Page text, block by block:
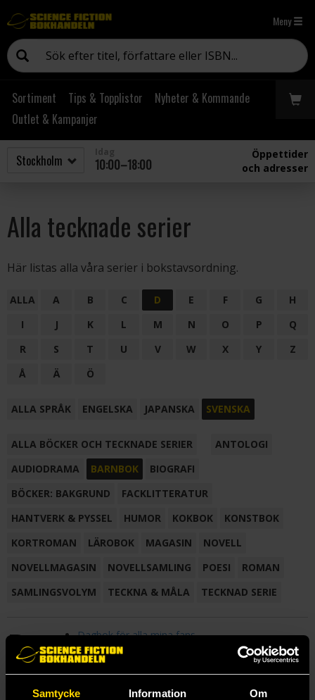
Samtycke Information Om
Meny
Sortiment Tips & Topplistor
Nyheter & Kommande
Outlet & Kampanjer
10:00–18:00
Öppettider
och adresser
Alla tecknade serier
Här listas alla våra serier i bokstavsordning.
ALLA A B C D E F G
H
I
J K L M N O P
Q
R
S T U V W X Y
Z
Å
Ä Ö
ALLA SPRÅK ENGELSKA JAPANSKA SVENSKA
ALLA BÖCKER OCH TECKNADE SERIER
ANTOLOGI
AUDIODRAMA
BARNBOK
BIOGRAFI
BÖCKER: BAKGRUND
FACKLITTERATUR
HANTVERK & PYSSEL
HUMOR KOKBOK
KONSTBOK
KORTROMAN
LÄROBOK MAGASIN
NOVELL
NOVELLMAGASIN
NOVELLSAMLING POESI
ROMAN
SAMLINGSVOLYM
TECKNA & MÅLA TECKNAD SERIE
D
Dagbok för alla mina fans
Den förlorade staden
Den hemliga drakskolan
Den magiska bokhandeln
Den magiska djuraffären